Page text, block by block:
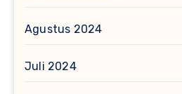
Agustus 2024
Juli 2024